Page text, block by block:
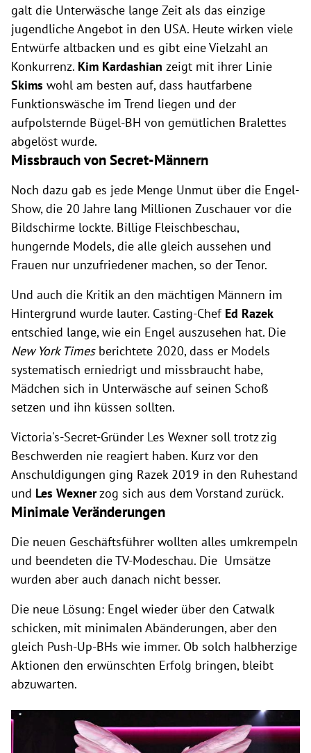
galt die Unterwäsche lange Zeit als das einzige
jugendliche Angebot in den USA. Heute wirken viele
Entwürfe altbacken und es gibt eine Vielzahl an
Konkurrenz. Kim Kardashian zeigt mit ihrer Linie
Skims wohl am besten auf, dass hautfarbene
Funktionswäsche im Trend liegen und der
aufpolsternde Bügel-BH von gemütlichen Bralettes
abgelöst wurde.
Missbrauch von Secret-Männern
Noch dazu gab es jede Menge Unmut über die Engel-
Show, die 20 Jahre lang Millionen Zuschauer vor die
Bildschirme lockte. Billige Fleischbeschau,
hungernde Models, die alle gleich aussehen und
Frauen nur unzufriedener machen, so der Tenor.
Und auch die Kritik an den mächtigen Männern im
Hintergrund wurde lauter. Casting-Chef Ed Razek
entschied lange, wie ein Engel auszusehen hat. Die
New York Timesberichtete 2020, dass er Models
systematisch erniedrigt und missbraucht habe,
Mädchen sich in Unterwäsche auf seinen Schoß
setzen und ihn küssen sollten.
Victoria's-Secret-Gründer Les Wexner soll trotz zig
Beschwerden nie reagiert haben. Kurz vor den
Anschuldigungen ging Razek 2019 in den Ruhestand
und Les Wexnerzog sich aus dem Vorstand zurück.
Minimale Veränderungen
Die neuen Geschäftsführer wollten alles umkrempeln
und beendeten die TV-Modeschau. Die Umsätze
wurden aber auch danach nicht besser.
Die neue Lösung: Engel wieder über den Catwalk
schicken, mit minimalen Abänderungen, aber den
gleich Push-Up-BHs wie immer. Ob solch halbherzige
Aktionen den erwünschten Erfolg bringen, bleibt
abzuwarten.